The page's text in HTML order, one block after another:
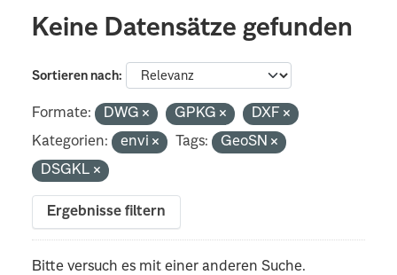
Keine Datensätze gefunden
Sortieren nach
Formate: DWG GPKG
DXF
Kategorien:
envi Tags:
GeoSN
DSGKL
Ergebnisse filtern
Bitte versuch es mit einer anderen Suche.